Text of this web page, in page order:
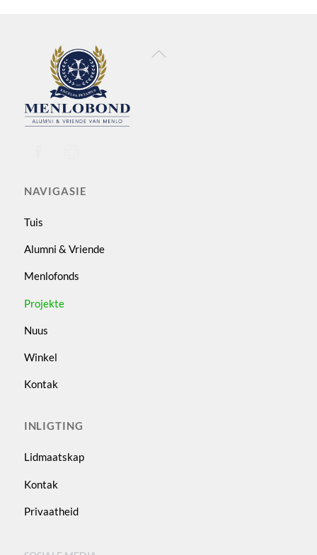
Back
NAVIGASIE
Tuis
Alumni & Vriende
Menlofonds
Projekte
Nuus
Winkel
Kontak
INLIGTING
Lidmaatskap
Kontak
Privaatheid